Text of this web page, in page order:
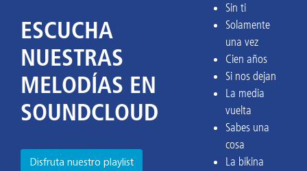
ESCUCHA
NUESTRAS
MELODÍAS EN
SOUNDCLOUD
Disfruta nuestro playlist
Sin ti
Solamente
una vez
Cien años
Si nos dejan
La media
vuelta
Sabes una
cosa
La bikina